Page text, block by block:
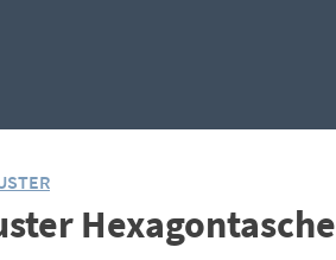
Hexagontasche